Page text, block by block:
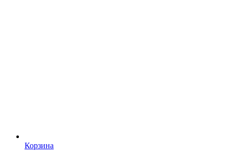
Корзина